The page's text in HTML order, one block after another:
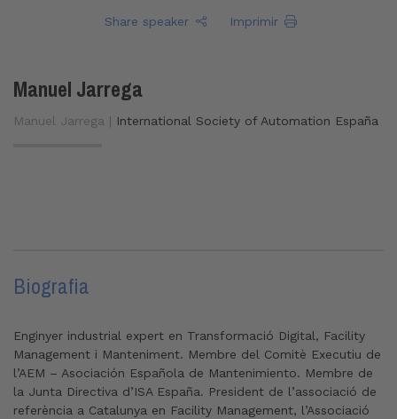
Share speaker Imprimir
Manuel Jarrega
Manuel Jarrega | International Society of Automation España
Biografia
Enginyer industrial expert en Transformació Digital, Facility
Management i Manteniment. Membre del Comitè Executiu de
l’AEM – Asociación Española de Mantenimiento. Membre de
la Junta Directiva d’ISA España. President de l’associació de
referència a Catalunya en Facility Management, l’Associació